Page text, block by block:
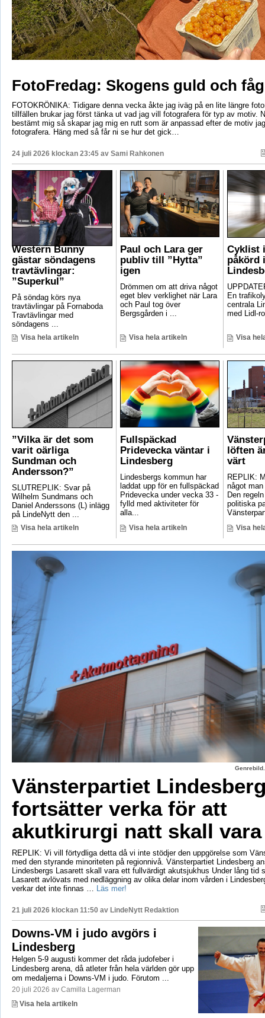
FotoFredag: Skogens guld och
FOTOKRÖNIKA: Tidigare denna vecka åkte jag iväg på en lite längre
tillfällen brukar jag först tänka ut vad jag vill fotografera för typ av motiv.
bestämt mig så skapar jag mig en rutt som är anpassad efter de motiv
fotografera. Häng med så får ni se hur det gick…
24 juli 2026 klockan 23:45 av Sami Rahkonen
Western Bunny
gästar söndagens
travtävlingar:
”Superkul”
På söndag körs nya
travtävlingar på Fornaboda
Travtävlingar med
söndagens ...
Visa hela artikeln
Paul och Lara ger
publiv till ”Hytta”
igen
Drömmen om att driva något
eget blev verklighet när Lara
och Paul tog över
Bergsgården i ...
Visa hela artikeln
Cyklist
påkörd
En
centrala
med Lidl-
Visa
”Vilka är det som
varit oärliga
Sundman och
Andersson?”
SLUTREPLIK: Svar på
Wilhelm Sundmans och
Daniel Anderssons (L) inlägg
på LindeNytt den ...
Visa hela artikeln
Fullspäckad
Pridevecka väntar i
Lindesberg
Lindesbergs kommun har
laddat upp för en fullspäckad
Pridevecka under vecka 33 -
fylld med aktiviteter för
alla...
Visa hela artikeln
löften
värt
REPLIK:
något
Den
politiska
Visa
Vänsterpartiet
fortsätter verka för att
akutkirurgi natt skall
REPLIK: Vi vill förtydliga detta då vi inte stödjer den uppgörelse som
med den styrande minoriteten på regionnivå. Vänsterpartiet Lindesberg
Lindesbergs Lasarett skall vara ett fullvärdigt akutsjukhus Under lång tid
Lasarett avlövats med nedläggning av olika delar inom vården i
verkar det inte finnas … Läs mer!
21 juli 2026 klockan 11:50 av LindeNytt Redaktion
Downs-VM i judo avgörs i
Lindesberg
Helgen 5-9 augusti kommer det råda judofeber i
Lindesberg arena, då atleter från hela världen gör upp
om medaljerna i Downs-VM i judo. Förutom ...
20 juli 2026 av Camilla Lagerman
Visa hela artikeln